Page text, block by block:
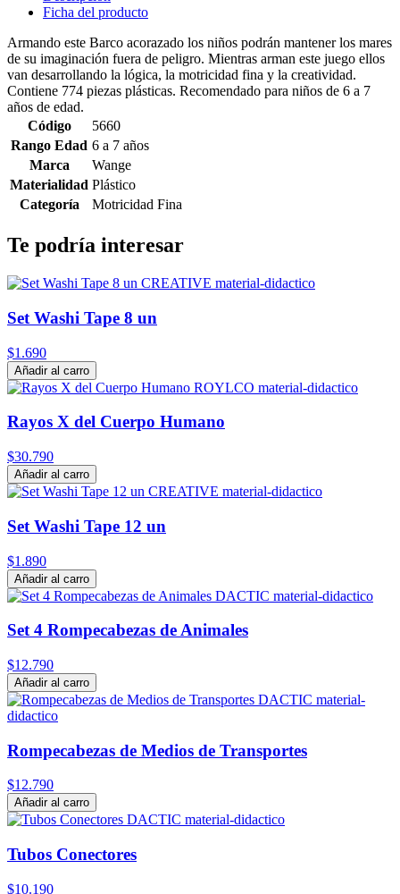
Ficha del producto
Armando este Barco acorazado los niños podrán mantener los mares
de su imaginación fuera de peligro. Mientras arman este juego ellos
van desarrollando la lógica, la motricidad fina y la creatividad.
Contiene 774 piezas plásticas. Recomendado para niños de 6 a 7
años de edad.
Código
5660
Rango Edad 6 a 7 años
Marca
Wange
Materialidad Plástico
Categoría
Motricidad Fina
Te podría interesar
Set Washi Tape 8 un
$1.690
Añadir al carro
Rayos X del Cuerpo Humano
$30.790
Añadir al carro
Set Washi Tape 12 un
$1.890
Añadir al carro
Set 4 Rompecabezas de Animales
$12.790
Añadir al carro
Rompecabezas de Medios de Transportes
$12.790
Añadir al carro
Tubos Conectores
$10.190